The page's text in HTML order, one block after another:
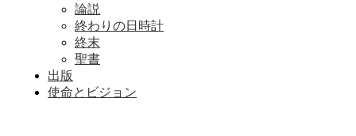
論説
終わりの日時計
終末
聖書
出版
使命とビジョン